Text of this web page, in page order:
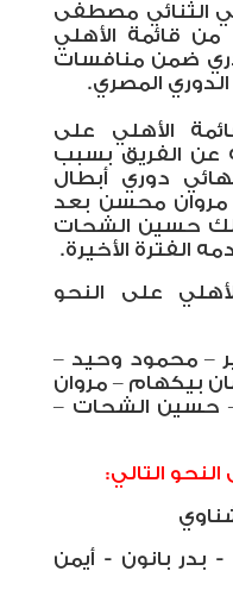
الثنائي مصطفى
من قائمة الأهلي
ضمن منافسات
الدوري المصري.
الأهلي على
عن الفريق بسبب
دوري أبطال
مروان محسن بعد
حسين الشحات
الفترة الأخيرة.
على النحو
– محمود وحيد –
بيكهام – مروان
حسين الشحات –
التالي:
بدر بانون - أيمن